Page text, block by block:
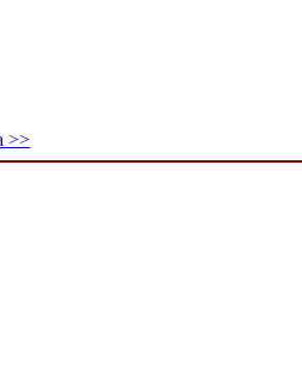
>>